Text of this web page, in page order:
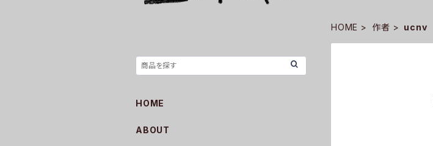
HOME 作者 ucnv
HOME
ABOUT